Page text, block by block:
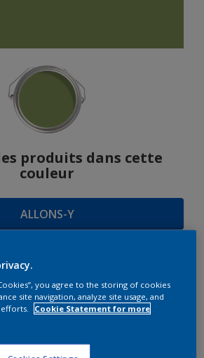
produits dans cette
couleur
ALLONS-Y
you agree to the storing of cookies
site navigation, analyze site usage, and
Cookie Statement for more